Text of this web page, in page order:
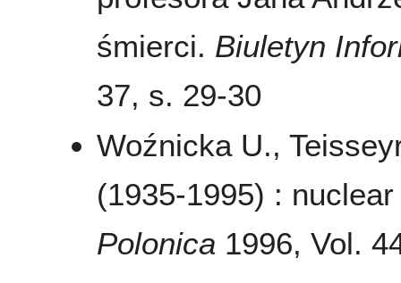
śmierci. Biuletyn
37, s. 29-30
Woźnicka U.,
(1935-1995) :
Polonica 1996, Vol.